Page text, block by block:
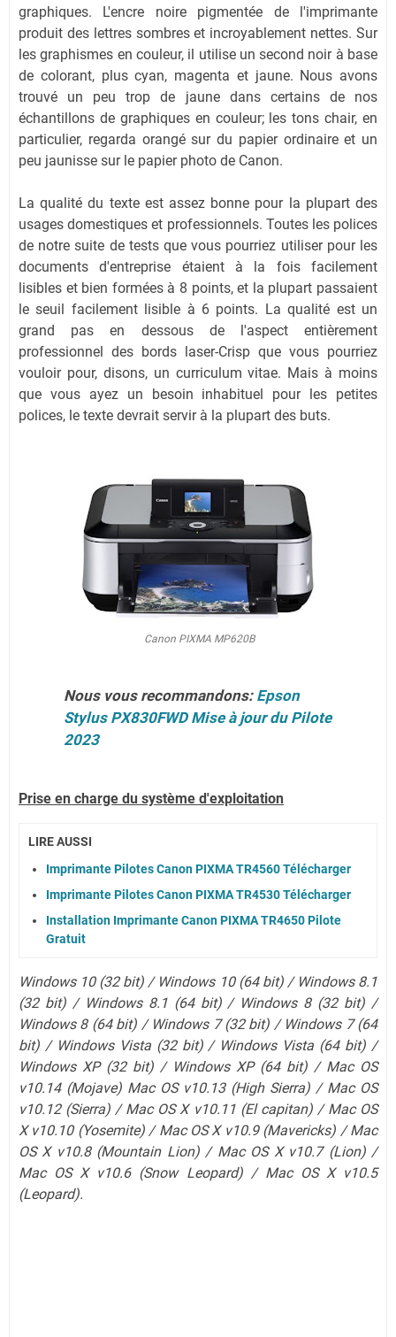
graphiques. L'encre noire pigmentée de l'imprimante
produit des lettres sombres et incroyablement nettes. Sur
les graphismes en couleur, il utilise un second noir à base
de colorant, plus cyan, magenta et jaune. Nous avons
trouvé un peu trop de jaune dans certains de nos
échantillons de graphiques en couleur; les tons chair, en
particulier, regarda orangé sur du papier ordinaire et un
peu jaunisse sur le papier photo de Canon.
La qualité du texte est assez bonne pour la plupart des
usages domestiques et professionnels. Toutes les polices
de notre suite de tests que vous pourriez utiliser pour les
documents d'entreprise étaient à la fois facilement
lisibles et bien formées à 8 points, et la plupart passaient
le seuil facilement lisible à 6 points. La qualité est un
grand pas en dessous de l'aspect entièrement
professionnel des bords laser-Crisp que vous pourriez
vouloir pour, disons, un curriculum vitae. Mais à moins
que vous ayez un besoin inhabituel pour les petites
polices, le texte devrait servir à la plupart des buts.
Canon PIXMA MP620B
Nous vous recommandons: Epson
Stylus PX830FWD Mise à jour du Pilote
2023
Prise en charge du système d'exploitation
LIRE AUSSI
Imprimante Pilotes Canon PIXMA TR4560 Télécharger
Imprimante Pilotes Canon PIXMA TR4530 Télécharger
Installation Imprimante Canon PIXMA TR4650 Pilote
Gratuit
Windows 10 (32 bit) / Windows 10 (64 bit) / Windows 8.1
(32 bit) / Windows 8.1 (64 bit) / Windows 8 (32 bit) /
Windows 8 (64 bit) / Windows 7 (32 bit) / Windows 7 (64
bit) / Windows Vista (32 bit) / Windows Vista (64 bit) /
Windows XP (32 bit) / Windows XP (64 bit) / Mac OS
v10.14 (Mojave) Mac OS v10.13 (High Sierra) / Mac OS
v10.12 (Sierra) / Mac OS X v10.11 (El capitan) / Mac OS
X v10.10 (Yosemite) / Mac OS X v10.9 (Mavericks) / Mac
OS X v10.8 (Mountain Lion) / Mac OS X v10.7 (Lion)/
Mac OS X v10.6 (Snow Leopard)/ Mac OS X v10.5
(Leopard).